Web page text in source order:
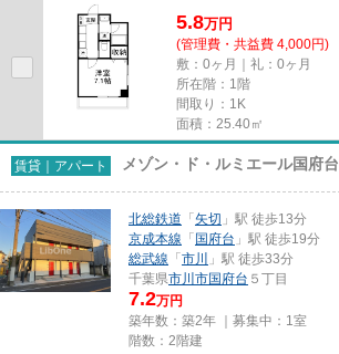
5.8万円
(管理費・共益費 4,000円)
敷：0ヶ月｜礼：0ヶ月
所在階：1階
間取り：1K
面積：25.40㎡
賃貸｜アパート メゾン・ド・ルミエール国府台
北総鉄道 「 矢切 」駅 徒歩13分
京成本線 「 国府台 」駅 徒歩19分
総武線 「 市川
」駅 徒歩33分
千葉県市川市国府台 ５丁目
7.2万円
築年数：築2年 ｜募集中： 1室
階数：2階建